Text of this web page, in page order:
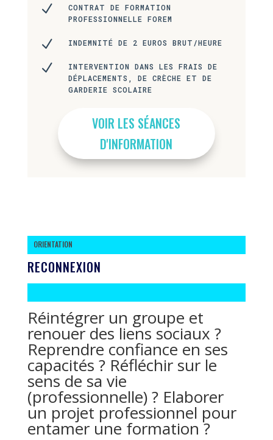
N
CONTRAT DE FORMATION
PROFESSIONNELLE FOREM
N INDEMNITÉ DE 2 EUROS BRUT/HEURE
N
INTERVENTION DANS LES FRAIS DE
DÉPLACEMENTS, DE CRÈCHE ET DE
GARDERIE SCOLAIRE
VOIR LES SÉANCES
D'INFORMATION
ORIENTATION
RECONNEXION
Réintégrer un groupe et
renouer des liens sociaux ?
Reprendre confiance en ses
capacités ? Réfléchir sur le
sens de sa vie
(professionnelle) ? Elaborer
un projet professionnel pour
entamer une formation ?